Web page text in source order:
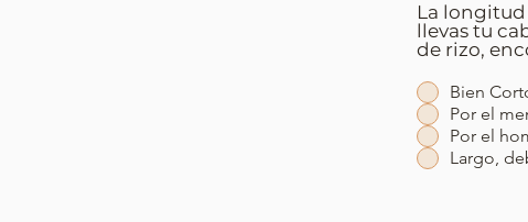
La
llevas tu
de rizo,
Bien
Por el
Por el
Largo,